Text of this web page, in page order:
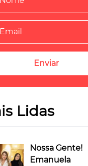
Lidas
Nossa Gente!
Emanuela